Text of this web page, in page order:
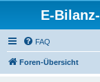
E-
FAQ
Foren-Übersicht